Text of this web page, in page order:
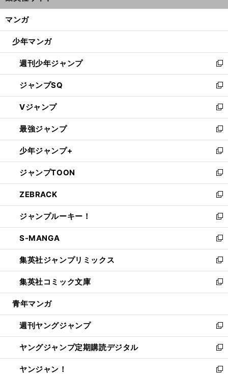
ン
ウ
開
く
マンガ
少年マンガ
週刊少年ジャンプ
新
し
い
ウ
ィ
ン
ド
ウ
で
開
く
ジャンプSQ
新
し
い
ウ
ィ
ン
ド
ウ
で
開
く
Vジャンプ
新
し
い
ウ
ィ
ン
ド
ウ
で
開
く
最強ジャンプ
新
し
い
ウ
ィ
ン
ド
ウ
で
開
く
少年ジャンプ+
新
し
い
ウ
ィ
ン
ド
ウ
で
開
く
ジャンプTOON
新
し
い
ウ
ィ
ン
ド
ウ
で
開
く
ZEBRACK
新
し
い
ウ
ィ
ン
ド
ウ
で
開
ジャンプルーキー！
新
し
い
ウ
ィ
ン
ド
ウ
開
く
S-MANGA
新
し
い
ウ
ィ
ン
ウ
で
開
く
集英社ジャンプリミックス
新
し
い
ウ
ン
ド
ウ
で
開
く
集英社コミック文庫
新
し
ウ
ィ
ン
ド
ウ
で
青年マンガ
週刊ヤングジャンプ
新
し
い
ウ
ィ
ヤングジャンプ定期購読デジタル
新
し
い
ヤンジャン！
新